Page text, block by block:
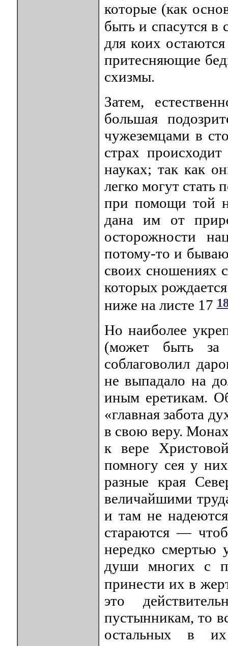
которые (как
быть и спасутся в
для коих
притесняющие
схизмы.
Затем,
большая
чужеземцами в
страх
науках; так как
легко могут
при помощи той
дана им от
осторожности
потому-то и
своих сношениях
которых
ниже на листе 17
Но наиболее
(может быть
соблаговолил
не выпадало на
иным еретикам.
«главная забота
в свою веру.
к вере
помногу сея у
разные края
величайшими
и там не
стараются —
нередко смертью
души многих с
принести их в
это
пустынникам, то
остальных в